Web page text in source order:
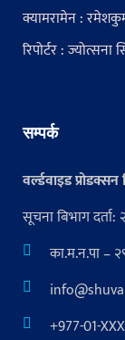
क्यामरामेन :
रिपोर्टर : ज्योत्सना
सम्पर्क
वर्ल्डवाइड प्रोडक्सन
सूचना बिभाग
का.म.न.पा –
+977-01-